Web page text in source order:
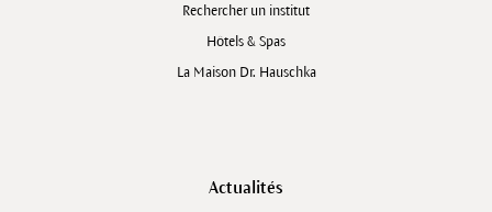
Rechercher un institut
Hôtels & Spas
La Maison Dr. Hauschka
Actualités